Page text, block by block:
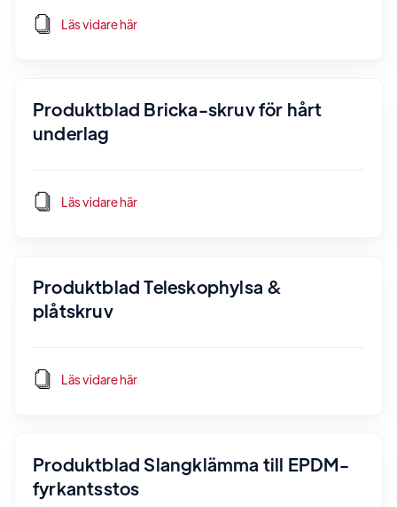
Läs vidare här
Produktblad Bricka-skruv för hårt
underlag
Läs vidare här
Produktblad Teleskophylsa &
plåtskruv
Läs vidare här
Produktblad Slangklämma till EPDM-
fyrkantsstos